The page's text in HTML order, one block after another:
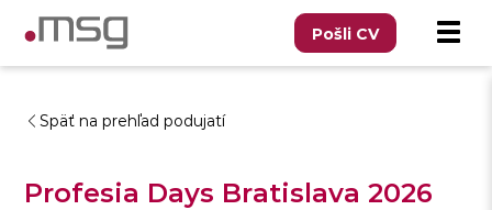
Pošli CV
Späť na prehľad podujatí
Profesia Days Bratislava 2026